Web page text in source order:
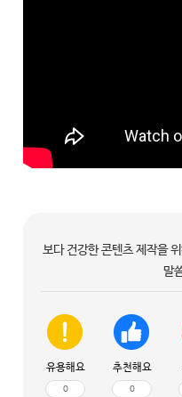
보다 건강한 콘텐츠 제작을
말
유용해요
0
추천해요
0